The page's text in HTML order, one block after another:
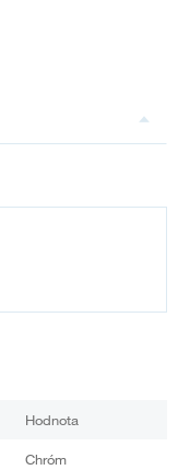
Hodnota
Chróm